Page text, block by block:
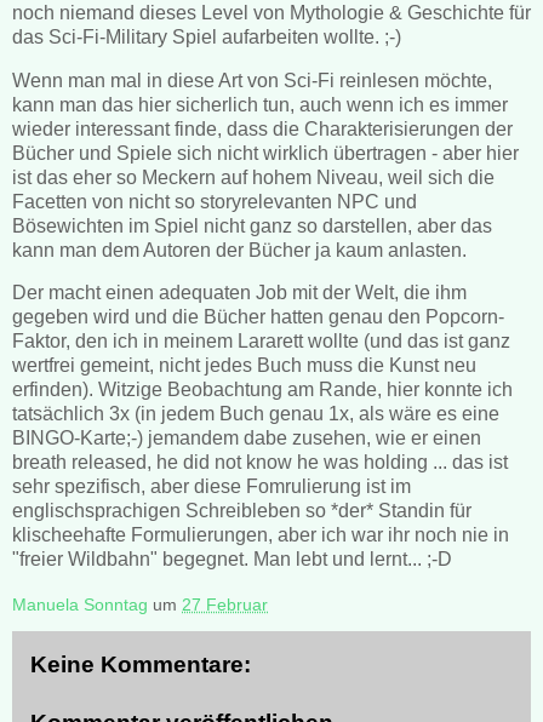
noch niemand dieses Level von Mythologie & Geschichte für
das Sci-Fi-Military Spiel aufarbeiten wollte. ;-)
Wenn man mal in diese Art von Sci-Fi reinlesen möchte,
kann man das hier sicherlich tun, auch wenn ich es immer
wieder interessant finde, dass die Charakterisierungen der
Bücher und Spiele sich nicht wirklich übertragen - aber hier
ist das eher so Meckern auf hohem Niveau, weil sich die
Facetten von nicht so storyrelevanten NPC und
Bösewichten im Spiel nicht ganz so darstellen, aber das
kann man dem Autoren der Bücher ja kaum anlasten.
Der macht einen adequaten Job mit der Welt, die ihm
gegeben wird und die Bücher hatten genau den Popcorn-
Faktor, den ich in meinem Lararett wollte (und das ist ganz
wertfrei gemeint, nicht jedes Buch muss die Kunst neu
erfinden). Witzige Beobachtung am Rande, hier konnte ich
tatsächlich 3x (in jedem Buch genau 1x, als wäre es eine
BINGO-Karte;-) jemandem dabe zusehen, wie er einen
breath released, he did not know he was holding ... das ist
sehr spezifisch, aber diese Fomrulierung ist im
englischsprachigen Schreibleben so *der* Standin für
klischeehafte Formulierungen, aber ich war ihr noch nie in
"freier Wildbahn" begegnet. Man lebt und lernt... ;-D
Manuela Sonntag um 27 Februar
Keine Kommentare: